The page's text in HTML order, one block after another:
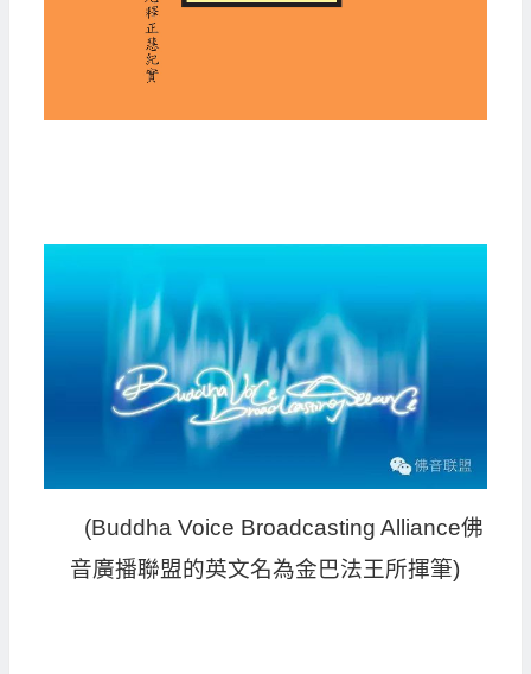
(Buddha Voice Broadcasting Alliance佛
音廣播聯盟的英文名為金巴法王所揮筆)